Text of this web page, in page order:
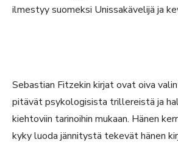
ilmestyy suomeksi Unissakävelijä ja
Sebastian Fitzekin kirjat ovat oiva
pitävät psykologisista trillereistä ja
kiehtoviin tarinoihin mukaan. Hänen
kyky luoda jännitystä tekevät hänen